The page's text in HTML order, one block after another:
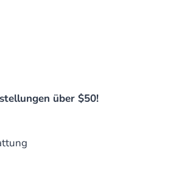
über $50!